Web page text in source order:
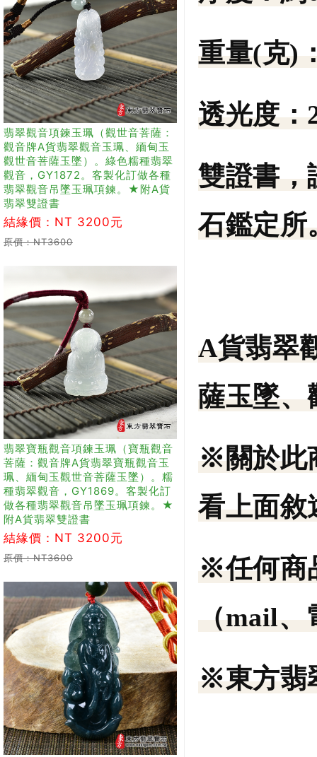
翡翠觀音項鍊玉珮（觀世音菩薩：
觀音牌A貨翡翠觀音玉珮、緬甸玉
觀世音菩薩玉墜）。綠色糯種翡翠
觀音，GY1872。客製化訂做各種
翡翠觀音吊墜玉珮項鍊。★附A貨
翡翠雙證書
結緣價：NT 3200元
原價：NT3600
翡翠寶瓶觀音項鍊玉珮（寶瓶觀音
菩薩：觀音牌A貨翡翠寶瓶觀音玉
珮、緬甸玉觀世音菩薩玉墜）。糯
種翡翠觀音，GY1869。客製化訂
做各種翡翠觀音吊墜玉珮項鍊。★
附A貨翡翠雙證書
結緣價：NT 3200元
原價：NT3600
重量(克)
透光度：
雙證書，
石鑑定所
A貨翡翠
薩玉墜、
※關於此
看上面敘
※任何商
（mail
※東方翡